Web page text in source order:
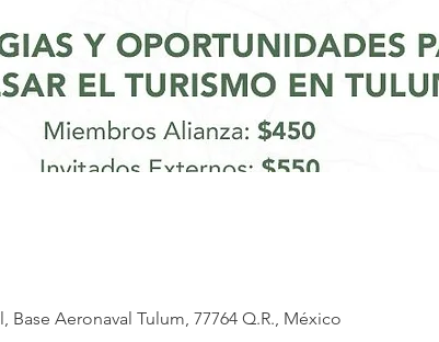
Aeronaval Tulum, 77764 Q.R., México